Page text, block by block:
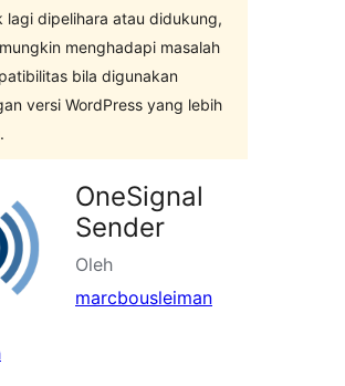
lagi dipelihara atau didukung,
menghadapi masalah
bila digunakan
versi WordPress yang lebih
OneSignal
Sender
Oleh
marcbousleiman